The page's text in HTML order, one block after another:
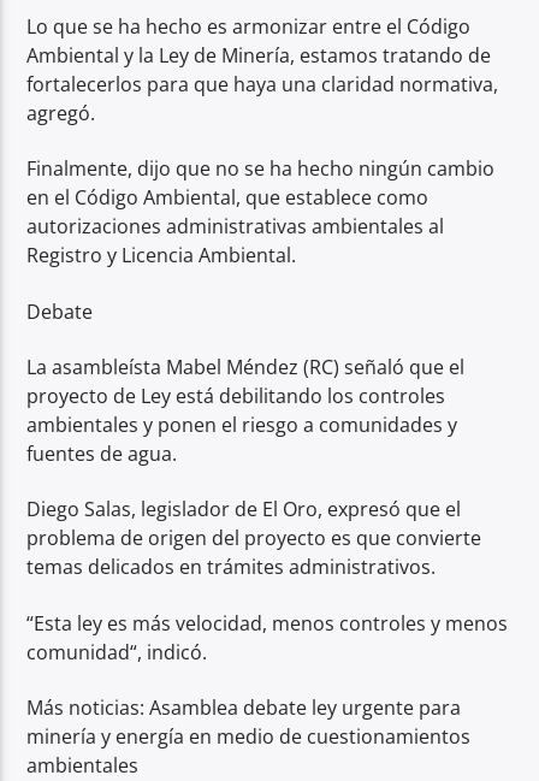
Lo que se ha hecho es armonizar entre el Código
Ambiental y la Ley de Minería, estamos tratando de
fortalecerlos para que haya una claridad normativa,
agregó.
Finalmente, dijo que no se ha hecho ningún cambio
en el Código Ambiental, que establece como
autorizaciones administrativas ambientales al
Registro y Licencia Ambiental.
Debate
La asambleísta Mabel Méndez (RC) señaló que el
proyecto de Ley está debilitando los controles
ambientales y ponen el riesgo a comunidades y
fuentes de agua.
Diego Salas, legislador de El Oro, expresó que el
problema de origen del proyecto es que convierte
temas delicados en trámites administrativos.
“Esta ley es más velocidad, menos controles y menos
comunidad“, indicó.
Más noticias: Asamblea debate ley urgente para
minería y energía en medio de cuestionamientos
ambientales